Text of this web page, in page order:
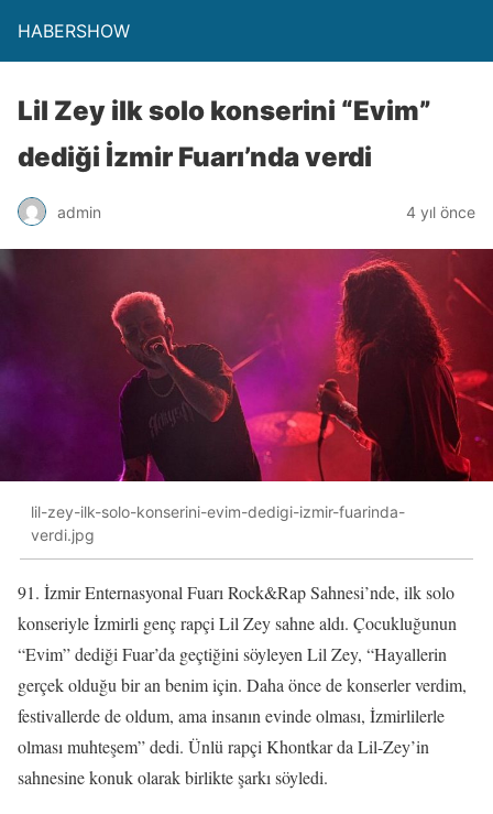
HABERSHOW
Lil Zey ilk solo konserini “Evim”
dediği İzmir Fuarı’nda verdi
admin 4 yıl önce
lil-zey-ilk-solo-konserini-evim-dedigi-izmir-fuarinda-
verdi.jpg
91. İzmir Enternasyonal Fuarı Rock&Rap Sahnesi’nde, ilk solo
konseriyle İzmirli genç rapçi Lil Zey sahne aldı. Çocukluğunun
“Evim” dediği Fuar’da geçtiğini söyleyen Lil Zey, “Hayallerin
gerçek olduğu bir an benim için. Daha önce de konserler verdim,
festivallerde de oldum, ama insanın evinde olması, İzmirlilerle
olması muhteşem” dedi. Ünlü rapçi Khontkar da Lil-Zey’in
sahnesine konuk olarak birlikte şarkı söyledi.